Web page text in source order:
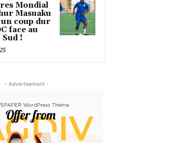
Mondial
Masuaku
un coup dur
face au
Sud !
- Advertisement -